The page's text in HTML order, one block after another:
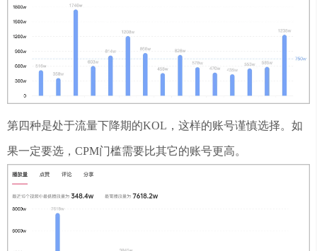
第四种是处于流量下降期的KOL，这样的账号谨慎选择。如
果一定要选，CPM门槛需要比其它的账号更高。